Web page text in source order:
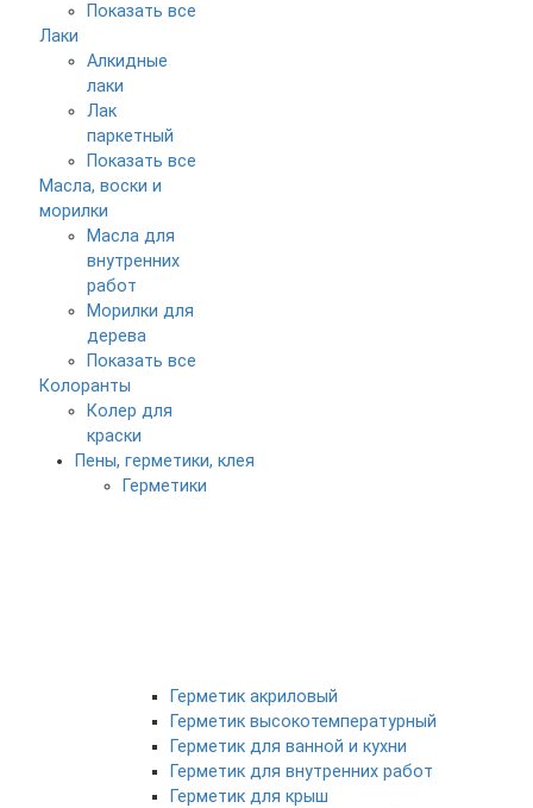
Показать все
Лаки
Алкидные
лаки
Лак
паркетный
Показать все
Масла, воски и
морилки
Масла для
внутренних
работ
Морилки для
дерева
Показать все
Колоранты
Колер для
краски
Пены, герметики, клея
Герметики
Герметик акриловый
Герметик высокотемпературный
Герметик для ванной и кухни
Герметик для внутренних работ
Герметик для крыш